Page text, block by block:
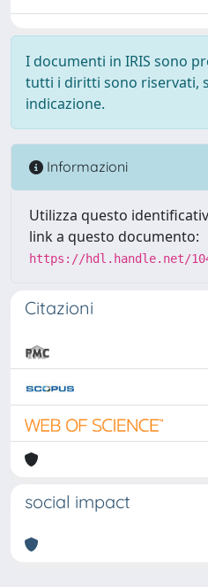
I documenti in IRIS sono
tutti i diritti sono riservati,
indicazione.
Informazioni
Utilizza questo
link a questo documento:
https://hdl.handle.net/
Citazioni
social impact